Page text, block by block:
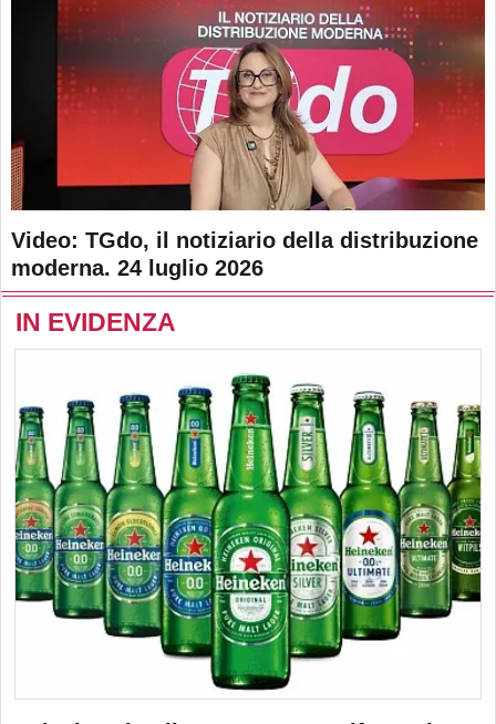
Video: TGdo, il notiziario della distribuzione
moderna. 24 luglio 2026
IN EVIDENZA